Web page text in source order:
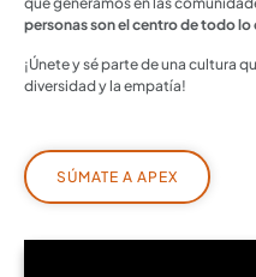
personas son el centro de todo lo
¡Únete y sé parte de una cultura
diversidad y la empatía!
SÚMATE A APEX